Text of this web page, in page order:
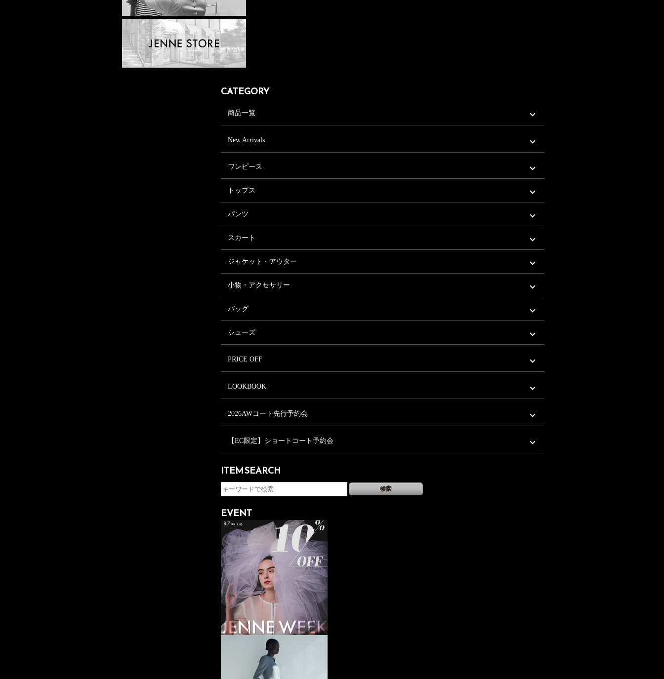
CATEGORY
商品一覧
New Arrivals
ワンピース
ワンピース一覧
フォーマルワンピース
トップス
トップス一覧
Tシャツ、カットソー
ニット・カーディガン
ノースリーブ・タンクトップ
ケープ
パンツ
パンツ一覧
ジョガーパンツ
ショートパンツ
ワイドパンツ
デニムパンツ
オールインワン・サロペット
スカート
スカート一覧
プリーツスカート
タイトスカート
ジャケット・アウター
ジャケット・アウター一覧
ジャケット
ダウン
ロングカーディガン
ケープ
小物・アクセサリー
小物・アクセサリー一覧
香水
マフラー
スカーフ
帽子
グローブ
ネックレス
ピアス・イヤリング
ブレスレット
バッグ
バッグ一覧
ファーバッグ
シューズ
PRICE OFF
LOOKBOOK
2026AWコート先行予約会
【EC限定】ショートコート予約会
ITEM SEARCH
EVENT